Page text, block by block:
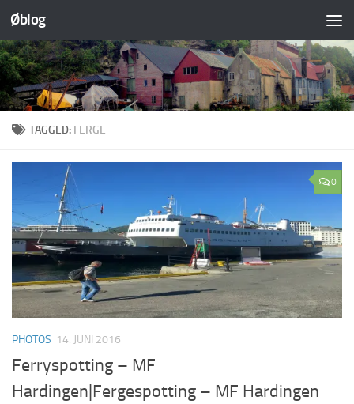
Skip to content
Øblog
TAGGED: FERGE
0
PHOTOS 14. JUNI 2016
Ferryspotting – MF
Hardingen|Fergespotting – MF Hardingen